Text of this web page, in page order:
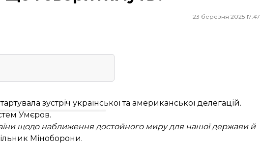
23 березня 2025 17:47
зустріч української та американської делегацій.
Умєров.
щодо наближення достойного миру для нашої держави й
Міноборони.